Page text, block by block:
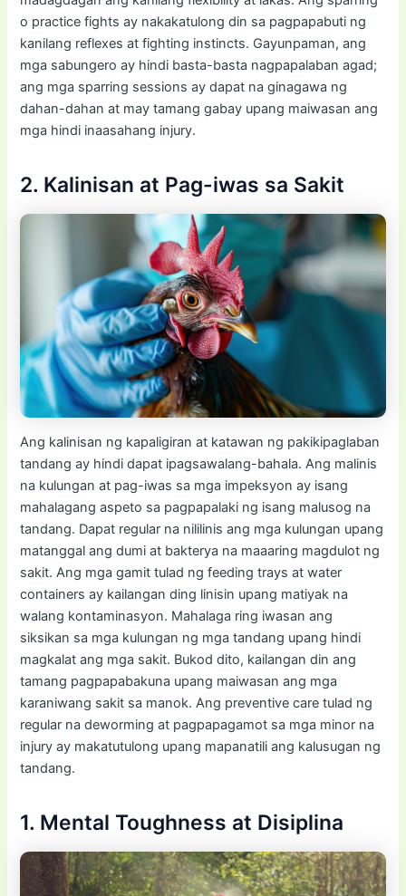
o practice fights ay nakakatulong din sa pagpapabuti ng
kanilang reflexes at fighting instincts. Gayunpaman, ang
mga sabungero ay hindi basta-basta nagpapalaban agad;
ang mga sparring sessions ay dapat na ginagawa ng
dahan-dahan at may tamang gabay upang maiwasan ang
mga hindi inaasahang injury.
2. Kalinisan at Pag-iwas sa Sakit
Ang kalinisan ng kapaligiran at katawan ng pakikipaglaban
tandang ay hindi dapat ipagsawalang-bahala. Ang malinis
na kulungan at pag-iwas sa mga impeksyon ay isang
mahalagang aspeto sa pagpapalaki ng isang malusog na
tandang. Dapat regular na nililinis ang mga kulungan upang
matanggal ang dumi at bakterya na maaaring magdulot ng
sakit. Ang mga gamit tulad ng feeding trays at water
containers ay kailangan ding linisin upang matiyak na
walang kontaminasyon. Mahalaga ring iwasan ang
siksikan sa mga kulungan ng mga tandang upang hindi
magkalat ang mga sakit. Bukod dito, kailangan din ang
tamang pagpapabakuna upang maiwasan ang mga
karaniwang sakit sa manok. Ang preventive care tulad ng
regular na deworming at pagpapagamot sa mga minor na
injury ay makatutulong upang mapanatili ang kalusugan ng
tandang.
1. Mental Toughness at Disiplina